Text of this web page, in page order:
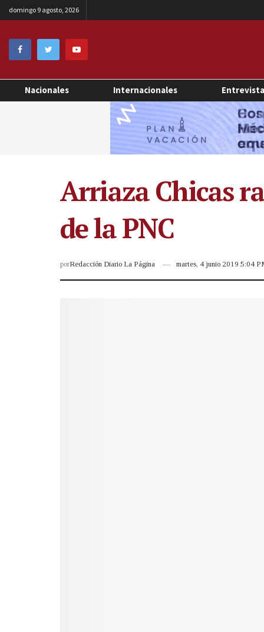
domingo 9 agosto, 2026
Nacionales Internacionales
Arriaza Chicas
de la PNC
porRedacción Diario La Página martes, 4 junio 2019 5:04